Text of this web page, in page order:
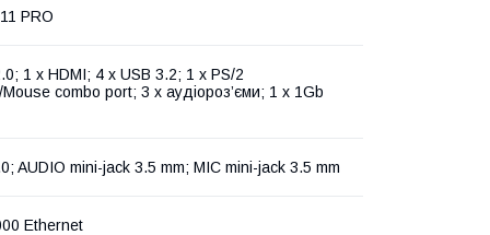
PRO
1 x HDMI; 4 x USB 3.2; 1 x PS/2
combo port; 3 x аудіороз’єми; 1 x 1Gb
AUDIO mini-jack 3.5 mm; MIC mini-jack 3.5 mm
Ethernet